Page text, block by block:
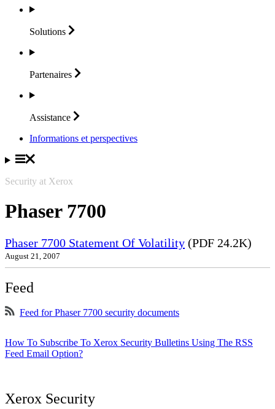
Solutions
Partenaires
Assistance
Informations et perspectives
Security at Xerox
Phaser 7700
Phaser 7700 Statement Of Volatility (PDF 24.2K)
August 21, 2007
Feed
Feed for Phaser 7700 security documents
How To Subscribe To Xerox Security Bulletins Using The RSS
Feed Email Option?
Xerox Security